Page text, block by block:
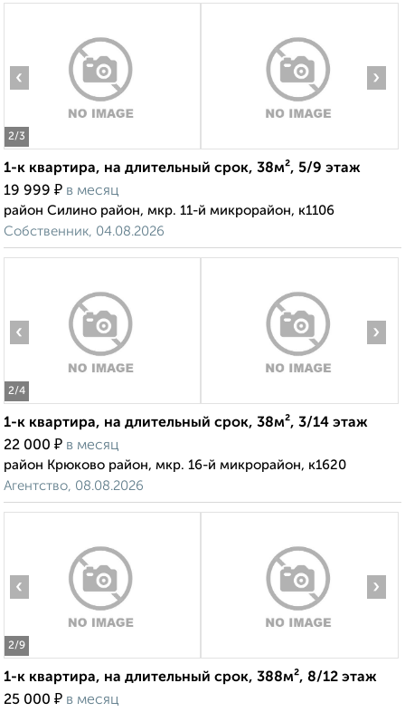
2/3
‹ ›
1-к квартира, на длительный срок, 38м², 5/9 этаж
19 999 ₽ в месяц
район Силино район, мкр. 11-й микрорайон, к1106
Собственник, 04.08.2026
2/4
‹ ›
1-к квартира, на длительный срок, 38м², 3/14 этаж
22 000 ₽ в месяц
район Крюково район, мкр. 16-й микрорайон, к1620
Агентство, 08.08.2026
2/9
‹ ›
1-к квартира, на длительный срок, 388м², 8/12 этаж
25 000 ₽ в месяц